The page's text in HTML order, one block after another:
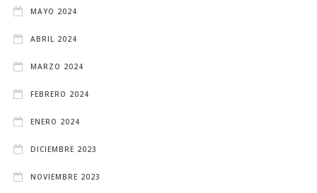
MAYO 2024
ABRIL 2024
MARZO 2024
FEBRERO 2024
ENERO 2024
DICIEMBRE 2023
NOVIEMBRE 2023